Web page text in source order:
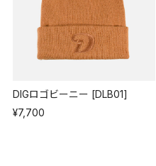
DIGロゴビーニー [DLB01]
¥7,700